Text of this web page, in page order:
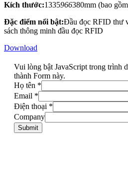
Kích thước:1335966380mm (bao
Đặc điểm nổi bật:Đầu đọc RFID thư
sách thông minh đầu đọc RFID
Download
Vui lòng bật JavaScript trong trình
thành Form này.
Họ tên *
Email *
Điện thoại *
Company
Submit